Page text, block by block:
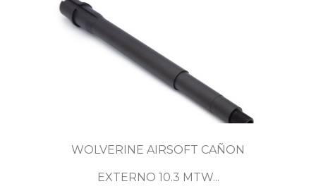
WOLVERINE AIRSOFT CAÑON
EXTERNO 10.3 MTW...